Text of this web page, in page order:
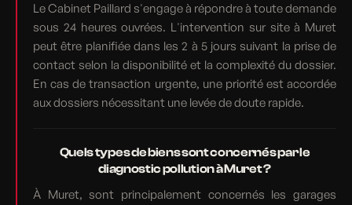
Le Cabinet Paillard s'engage à répondre à toute demande
sous 24 heures ouvrées. L'intervention sur site à Muret
peut être planifiée dans les 2 à 5 jours suivant la prise de
contact selon la disponibilité et la complexité du dossier.
En cas de transaction urgente, une priorité est accordée
aux dossiers nécessitant une levée de doute rapide.
Quels types de biens sont concernés par le
diagnostic pollution à Muret ?
À Muret, sont principalement concernés les garages